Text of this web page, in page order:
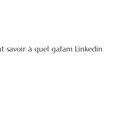
savoir à quel gafam Linkedin